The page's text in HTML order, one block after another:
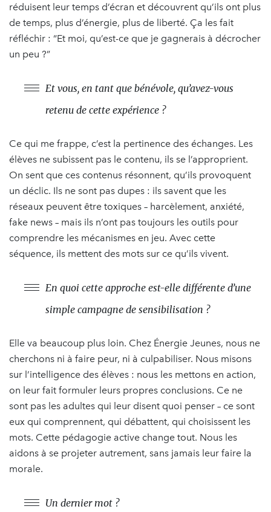
réduisent leur temps d’écran et découvrent qu’ils ont plus
de temps, plus d’énergie, plus de liberté. Ça les fait
réfléchir : “Et moi, qu’est-ce que je gagnerais à décrocher
un peu ?”
Et vous, en tant que bénévole, qu’avez-vous
retenu de cette expérience ?
Ce qui me frappe, c’est la pertinence des échanges. Les
élèves ne subissent pas le contenu, ils se l’approprient.
On sent que ces contenus résonnent, qu’ils provoquent
un déclic. Ils ne sont pas dupes : ils savent que les
réseaux peuvent être toxiques – harcèlement, anxiété,
fake news – mais ils n’ont pas toujours les outils pour
comprendre les mécanismes en jeu. Avec cette
séquence, ils mettent des mots sur ce qu’ils vivent.
En quoi cette approche est-elle différente d’une
simple campagne de sensibilisation ?
Elle va beaucoup plus loin. Chez Énergie Jeunes, nous ne
cherchons ni à faire peur, ni à culpabiliser. Nous misons
sur l’intelligence des élèves : nous les mettons en action,
on leur fait formuler leurs propres conclusions. Ce ne
sont pas les adultes qui leur disent quoi penser – ce sont
eux qui comprennent, qui débattent, qui choisissent les
mots. Cette pédagogie active change tout. Nous les
aidons à se projeter autrement, sans jamais leur faire la
morale.
Un dernier mot ?